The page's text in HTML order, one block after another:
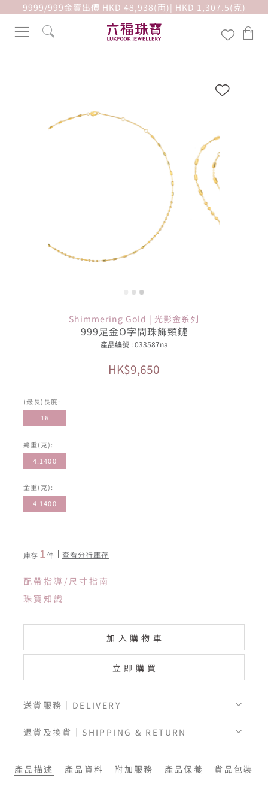
9999/999金賣出價 HKD 48,938(両)| HKD 1,307.5(克)
Shimmering Gold | 光影金系列
999足金O字間珠飾頸鏈
產品編號 : 033587na
HK$9,650
(最長)長度:
16
總重(克):
4.1400
金重(克):
4.1400
庫存 1件 查看分行庫存
配帶指導/尺寸指南
珠寶知識
加入購物車
立即購買
送貨服務｜DELIVERY
退貨及換貨｜SHIPPING & RETURN
產品描述 產品資料 附加服務 產品保養 貨品包裝